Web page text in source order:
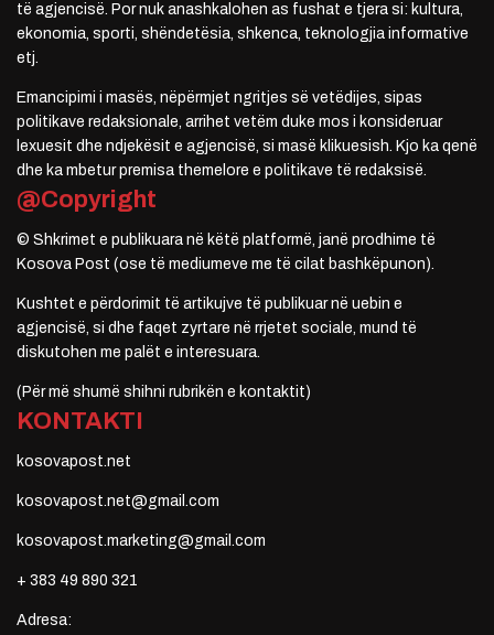
të agjencisë. Por nuk anashkalohen as fushat e tjera si: kultura,
ekonomia, sporti, shëndetësia, shkenca, teknologjia informative
etj.
Emancipimi i masës, nëpërmjet ngritjes së vetëdijes, sipas
politikave redaksionale, arrihet vetëm duke mos i konsideruar
lexuesit dhe ndjekësit e agjencisë, si masë klikuesish. Kjo ka qenë
dhe ka mbetur premisa themelore e politikave të redaksisë.
@Copyright
© Shkrimet e publikuara në këtë platformë, janë prodhime të
Kosova Post (ose të mediumeve me të cilat bashkëpunon).
Kushtet e përdorimit të artikujve të publikuar në uebin e
agjencisë, si dhe faqet zyrtare në rrjetet sociale, mund të
diskutohen me palët e interesuara.
(Për më shumë shihni rubrikën e kontaktit)
KONTAKTI
kosovapost.net
kosovapost.net@gmail.com
kosovapost.marketing@gmail.com
+ 383 49 890 321
Adresa: